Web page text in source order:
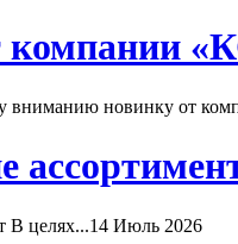
компании
вниманию новинку от
В целях...14 Июль 2026